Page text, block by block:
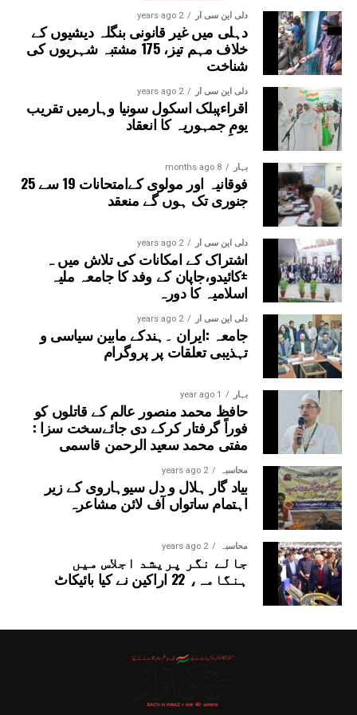
کے لیے مؤثر اور سخت اقدامات کرنے، قوانین پر سختی سے عمل
درآمد کرانے اور امتحانی نظام کو مزید شفاف بنانے کا مطالبہ
کیا۔آخر میں انہوں نے دعا کی کہ اللہ تعالیٰ حکمرانوں کو
صحیح فیصلے کرنے کی توفیق عطا فرمائے، ملک کے تعلیمی
نظام کو بدعنوانی سے پاک کرے اور نوجوان نسل کو محنت،
دیانت اور کردار کے راستے پر چلنے کی توفیق عطا فرمائے۔ آمین
یا رب العالمین۔
دلی این سی آر 2 years ago
دہلی میں غیر قانونی بنگلہ دیشیوں کے
خلاف مہم تیز، 175 مشتبہ شہریوں کی
شناخت
دلی این سی آر 2 years ago
اقراءپبلک اسکول سونیا وہارمیں تقریب
یومِ جمہوریہ کا انعقاد
بہار 8 months ago
فوقانیہ اور مولوی کےامتحانات 19 سے 25
جنوری تک ہوں گے منعقد
دلی این سی آر 2 years ago
اشتراک کے امکانات کی تلاش میں ہ
±کائیدو،جاپان کے وفد کا جامعہ ملیہ
اسلامیہ کا دورہ
دلی این سی آر 2 years ago
جامعہ :ایران ۔ہندکے مابین سیاسی و
تہذیبی تعلقات پر پروگرام
بہار 1 year ago
حافظ محمد منصور عالم کے قاتلوں کو
فوراً گرفتار کرکے دی جائےسخت سزا :
مفتی محمد سعید الرحمن قاسمی
محاسبہ 2 years ago
بیاد گار ہلال و دل سیوہاروی کے زیر
اہتمام ساتواں آف لائن مشاعرہ
محاسبہ 2 years ago
جالے نگر پریشد اجلاس میں
ہنگامہ، 22 اراکین نے کیا بائیکاٹ